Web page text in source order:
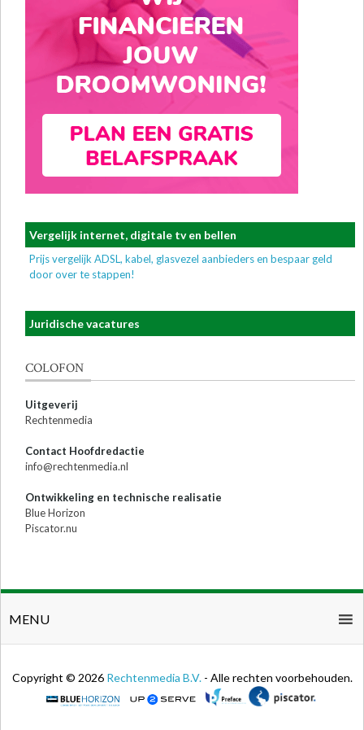
Vergelijk internet, digitale tv en bellen
Prijs vergelijk ADSL, kabel, glasvezel aanbieders en bespaar geld
door over te stappen!
Juridische vacatures
COLOFON
Uitgeverij
Rechtenmedia
Contact Hoofdredactie
info@rechtenmedia.nl
Ontwikkeling en technische realisatie
Blue Horizon
Piscator.nu
MENU
Copyright © 2026 Rechtenmedia B.V. - Alle rechten voorbehouden.